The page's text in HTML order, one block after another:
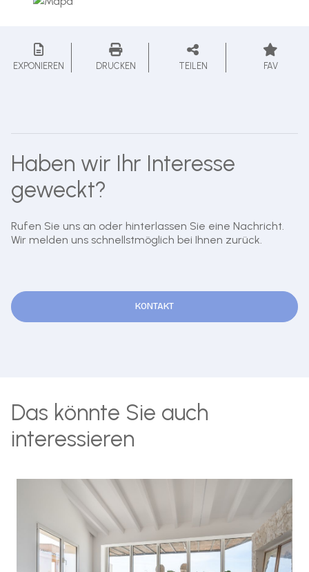
EXPONIEREN DRUCKEN TEILEN FAV
Haben wir Ihr Interesse
geweckt?
Rufen Sie uns an oder hinterlassen Sie eine Nachricht.
Wir melden uns schnellstmöglich bei Ihnen zurück.
KONTAKT
Das könnte Sie auch
interessieren